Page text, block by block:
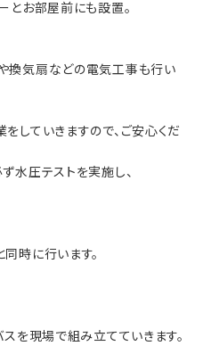
とお部屋前にも設置。
換気扇などの電気工事も行い
していきますので、ご安心くだ
水圧テストを実施し、
時に行います。
スを現場で組み立てていきます。